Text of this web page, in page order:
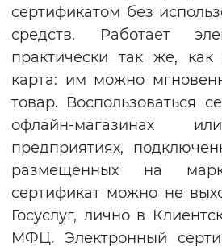
сертификатом без
средств. Работает
практически так же,
карта: им можно
товар. Воспользоваться
офлайн-магазинах
предприятиях,
размещенных на
сертификат можно не
Госуслуг, лично в
МФЦ. Электронный